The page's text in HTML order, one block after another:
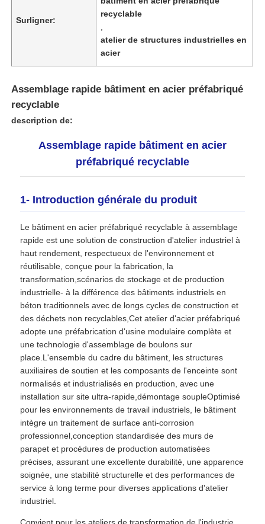
Maison
Spectacle de réalité virtuelle
À propos de nous
Visite de l'usine
Contrôle de la qualité
Nous contacter
Nouvelles
Les affaires
Bloguer
Surligner:
recyclable
atelier de structures industrielles en
acier
Assemblage rapide bâtiment en acier préfabriqué
recyclable
description de:
Assemblage rapide bâtiment en acier
préfabriqué recyclable
1- Introduction générale du produit
Le bâtiment en acier préfabriqué recyclable à assemblage
rapide est une solution de construction d'atelier industriel à
haut rendement, respectueux de l'environnement et
réutilisable, conçue pour la fabrication, la
transformation,scénarios de stockage et de production
industrielle- à la différence des bâtiments industriels en
béton traditionnels avec de longs cycles de construction et
des déchets non recyclables,Cet atelier d'acier préfabriqué
adopte une préfabrication d'usine modulaire complète et
une technologie d'assemblage de boulons sur
place.L'ensemble du cadre du bâtiment, les structures
auxiliaires de soutien et les composants de l'enceinte sont
normalisés et industrialisés en production, avec une
installation sur site ultra-rapide,démontage soupleOptimisé
pour les environnements de travail industriels, le bâtiment
intègre un traitement de surface anti-corrosion
professionnel,conception standardisée des murs de
parapet et procédures de production automatisées
précises, assurant une excellente durabilité, une apparence
soignée, une stabilité structurelle et des performances de
service à long terme pour diverses applications d'atelier
industriel.
Convient pour les ateliers de transformation de l'industrie